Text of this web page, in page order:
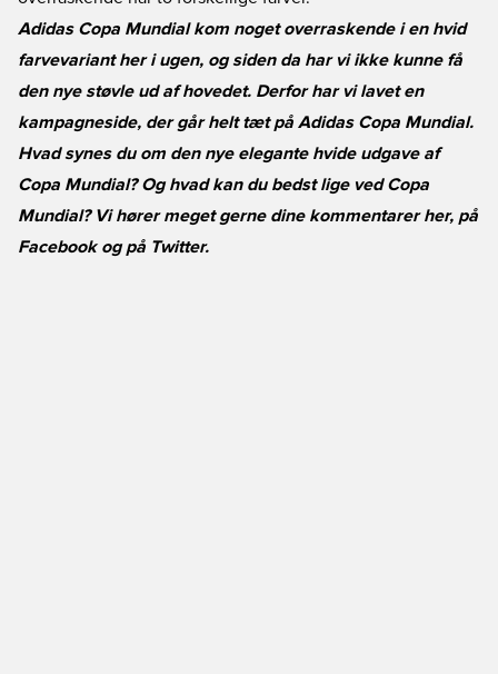
Adidas Copa Mundial kom noget overraskende i en hvid
farvevariant her i ugen, og siden da har vi ikke kunne få
den nye støvle ud af hovedet. Derfor har vi lavet en
kampagneside, der går helt tæt på Adidas Copa Mundial.
Hvad synes du om den nye elegante hvide udgave af
Copa Mundial? Og hvad kan du bedst lige ved Copa
Mundial? Vi hører meget gerne dine kommentarer her, på
Facebookog på Twitter.